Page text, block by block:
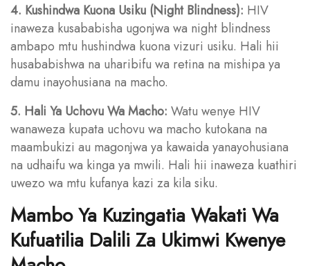
4. Kushindwa Kuona Usiku (Night Blindness): HIV
inaweza kusababisha ugonjwa wa night blindness
ambapo mtu hushindwa kuona vizuri usiku. Hali hii
husababishwa na uharibifu wa retina na mishipa ya
damu inayohusiana na macho.
5. Hali Ya Uchovu Wa Macho: Watu wenye HIV
wanaweza kupata uchovu wa macho kutokana na
maambukizi au magonjwa ya kawaida yanayohusiana
na udhaifu wa kinga ya mwili. Hali hii inaweza kuathiri
uwezo wa mtu kufanya kazi za kila siku.
Mambo Ya Kuzingatia Wakati Wa
Kufuatilia Dalili Za Ukimwi Kwenye